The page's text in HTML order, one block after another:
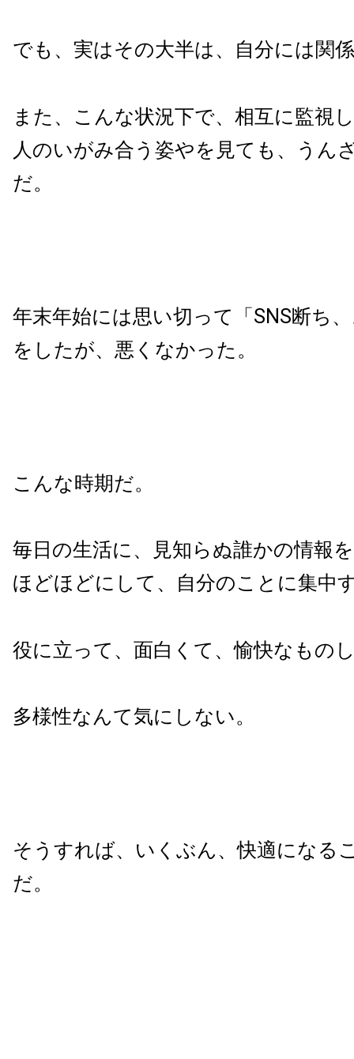
でも、実はその大半は、自分には関
また、こんな状況下で、相互に監視
人のいがみ合う姿やを見ても、うん
だ。
年末年始には思い切って「SNS断ち
をしたが、悪くなかった。
こんな時期だ。
毎日の生活に、見知らぬ誰かの情報
ほどほどにして、自分のことに集中
役に立って、面白くて、愉快なもの
多様性なんて気にしない。
そうすれば、いくぶん、快適になる
だ。